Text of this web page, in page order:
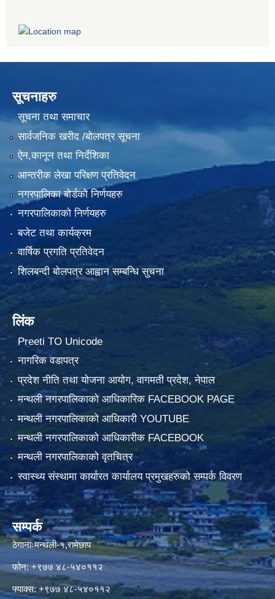
सूचनाहरु
सूचना तथा समाचार
सार्वजनिक खरीद /बोलपत्र सूचना
ऐन,कानून तथा निर्देशिका
आन्तरीक लेखा परिक्षण प्रतिवेदन
नगरपालिका बोर्डको निर्णयहरु
नगरपालिकाको निर्णयहरु
बजेट तथा कार्यक्रम
वार्षिक प्रगति प्रतिवेदन
शिलबन्दी बोलपत्र आह्वान सम्बन्धि सुचना
लिंक
Preeti TO Unicode
नागरिक वडापत्र
प्रदेश नीति तथा योजना आयोग, वागमती प्रदेश, नेपाल
मन्थली नगरपालिकाको आधिकारिक FACEBOOK PAGE
मन्थली नगरपालिकाको आधिकारी YOUTUBE
मन्थली नगरपालिकाको आधिकारीक FACEBOOK
मन्थली नगरपालिकाको वृतचित्र
स्वास्थ्य संस्थामा कार्यारत कार्यालय प्रमुखहरुको सम्पर्क विवरण
सम्पर्क
ठेगानाःमन्थली-१,रामेछाप
फोन: +९७७ ४८-५४०११२
फ्याक्स: +९७७ ४८-५४०११२